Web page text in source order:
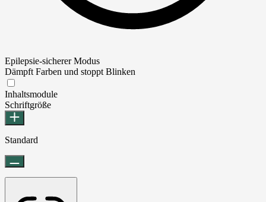
Epilepsie-sicherer Modus
Dämpft Farben und stoppt Blinken
Inhaltsmodule
Schriftgröße
Standard